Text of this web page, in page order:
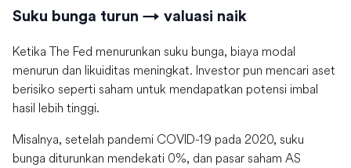
Suku bunga turun → valuasi naik
Ketika The Fed menurunkan suku bunga, biaya modal
menurun dan likuiditas meningkat. Investor pun mencari aset
berisiko seperti saham untuk mendapatkan potensi imbal
hasil lebih tinggi.
Misalnya, setelah pandemi COVID-19 pada 2020, suku
bunga diturunkan mendekati 0%, dan pasar saham AS